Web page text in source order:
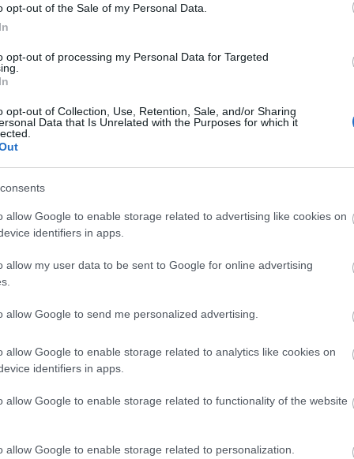
opt-out of the Sale of my Personal Data.
opt-out of processing my Personal Data for Targeted
opt-out of Collection, Use, Retention, Sale, and/or Sharing
Data that Is Unrelated with the Purposes for which it
allow Google to enable storage related to advertising like cookies on
identifiers in apps.
allow my user data to be sent to Google for online advertising
allow Google to send me personalized advertising.
allow Google to enable storage related to analytics like cookies on
identifiers in apps.
allow Google to enable storage related to functionality of the website
allow Google to enable storage related to personalization.
tagjai lakókörnyezetüknek,
hogy a polgárőrség létét a lakosság, a
is szükségesnek tartják, a szervezet stabil
a Belügyminisztérium kiemelt támogatására.
elnöke, Kaposvár polgármestere arra hívta fel a
hiánycikke a biztonság.
érhető el az a cél, amit biztonságnak nevezünk -
munkáját.
polgármestere azt mondta: a biztonság iránti
érzés és igény.
a helyiek, az üdülőtulajdonosok, hanem az
is felelnünk kell - mutatott rá.
mindig is igyekezett élen járni a biztonság
egy vízi - rendőrőrs mellett a rendszerváltás óta
tábornak ad otthont.
bűnmegelőzés